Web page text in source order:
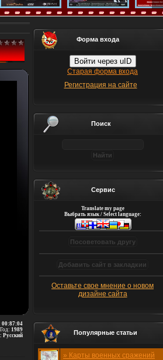
Форма входа
Войти через uID
Старая форма входа
Регистрация на сайте
Поиск
Сервис
Translate my page
Выбрать язык / Select language:
Оставьте свое мнение о новом
дизайне сайта
Популярные статьи
» Карты военных сражений
00:87:04
Год: 1989
Русский